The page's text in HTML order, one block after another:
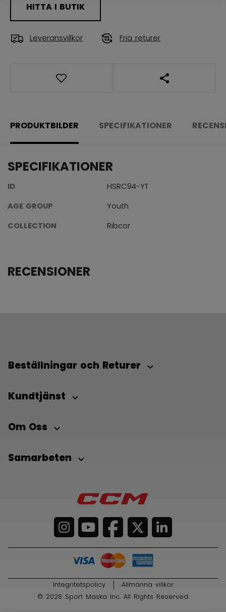
HITTA I BUTIK
Leveransvillkor Fria returer
ÖPPNA
PRODUKTBILDER SPECIFIKATIONER
SPECIFIKATIONER
ID
HSRC94-YT
AGE GROUP
Youth
COLLECTION
Ribcor
RECENSIONER
Beställningar och Returer
Kundtjänst
Om Oss
Samarbeten
© 2026 Sport Maska Inc. All Rights Reserved.
Integritetspolicy Allmänna villkor